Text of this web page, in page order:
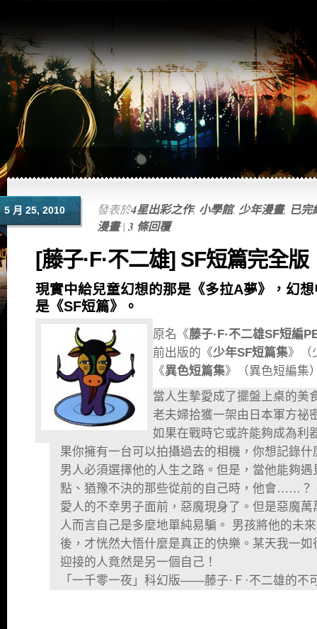
5 月 25, 2010 發表於4星出彩之作, 小學館, 少年漫畫, 已完
漫畫| 3 條回覆
[藤子·F·不二雄] SF短篇完全版
現實中給兒童幻想的那是《多拉A夢》，幻
是《SF短篇》。
原名《藤子·F·不二雄SF短編
前出版的《少年SF短篇集》（
《異色短篇集》（異色短編集
當人生摯愛成了擺盤上桌的美
老夫婦拾獲一架由日本軍方祕
如果在戰時它或許能夠成為
果你擁有一台可以拍攝過去的相機，你想記錄
男人必須選擇他的人生之路。但是，當他能夠
點、猶豫不決的那些從前的自己時，他會……？
愛人的不幸男子面前，惡魔現身了。但是惡魔
人而言自己是多麼地單純易騙。 男孩將他的未
後，才恍然大悟什麼是真正的快樂。某天我一
迎接的人竟然是另一個自己！
「一千零一夜」科幻版——藤子·Ｆ·不二雄的不